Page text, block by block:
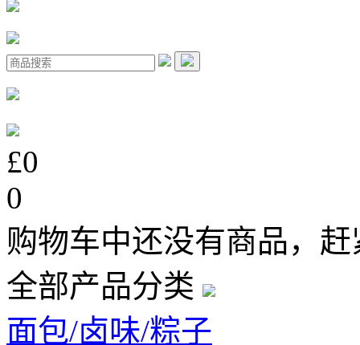
£0
0
购物车中还没有商品，
全部产品分类
面包/卤味/粽子